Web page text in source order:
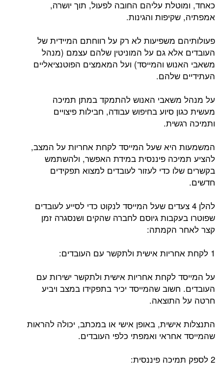
כאחד, ומוטלת עליהם החובה לפעול, תוך יושרה,
אמפתיה, שקיפות והגינות.
פעולותיהם משפיעות לא רק על רווחתם המיידית של
העובדים אלא גם על המוניטין שלהם עצמם (מנהל
משאבי האנוש והמייסד) ועל המאמצים הפוטנציאליים
העתידיים שלהם.
על מנהל משאבי האנוש להתמקד במתן תמיכה
מעשית כגון סיוע בחיפוש עבודה, חבילות פיצויים
ותמיכה רגשית.
המשמעות היא שעל המייסד לקחת אחריות על המצב,
להציע תמיכה פיננסית במידת האפשר, ולהשתמש
בקשרים שלו כדי לעזור לעובדים למצוא תפקידים
חדשים.
להלן 4 צעדים שעל המייסד לנקוט כדי לסייע לעובדים
שפוטרו בעקבות גיוסם לחברה שהקים ושנסגרה זמן
קצר לאחר הקמתה:
1 לקחת אחריות אישית ולתקשר עם העובדים:
על המייסד לקחת אחריות אישית ולתקשר ישירות עם
העובדים. חשוב שהמייסד יכיר בתפקידו במצב ויביע
חרטה על התוצאה.
התנצלות אישית, באופן אישי או במכתב, יכולה להראות
שהמייסד אחראי ואמפתי כלפי העובדים.
2 לספק תמיכה פיננסית: